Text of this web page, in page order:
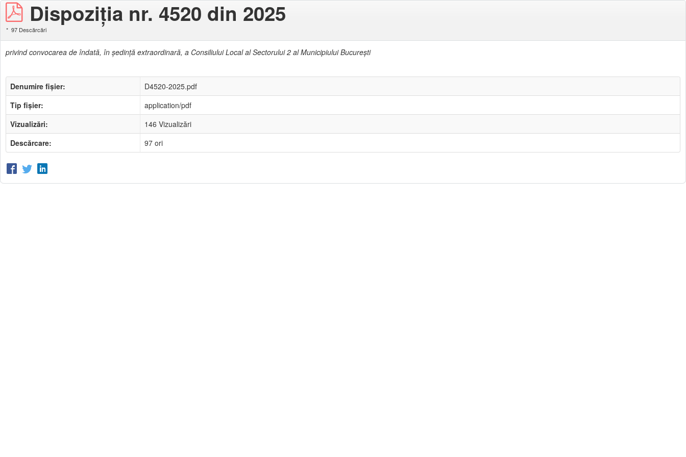
Dispoziţia nr. 4520 din 2025
97 Descărcări
privind convocarea de îndată, în şedinţă extraordinară, a Consiliului Local al Sectorului 2 al Municipiului Bucureşti
Denumire fișier:
D4520-2025.pdf
Tip fișier:
application/pdf
Vizualizări:
146 Vizualizări
Descărcare:
97 ori